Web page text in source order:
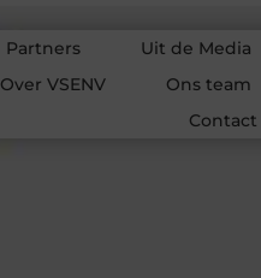
Partners
Uit de Media
Over VSENV
Ons team
Contact